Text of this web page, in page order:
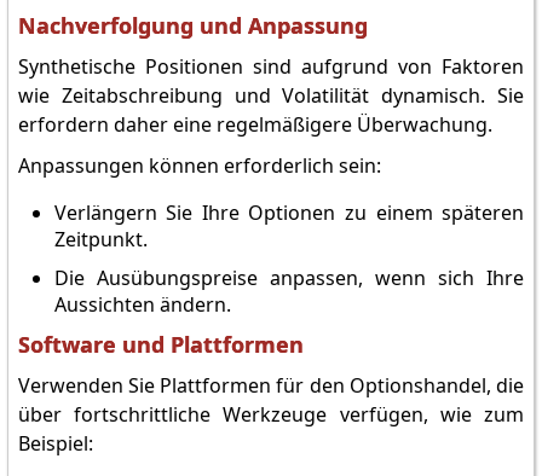
Nachverfolgung und Anpassung
Synthetische Positionen sind aufgrund von Faktoren
wie Zeitabschreibung und Volatilität dynamisch. Sie
erfordern daher eine regelmäßigere Überwachung.
Anpassungen können erforderlich sein:
Verlängern Sie Ihre Optionen zu einem späteren
Zeitpunkt.
Die Ausübungspreise anpassen, wenn sich Ihre
Aussichten ändern.
Software und Plattformen
Verwenden Sie Plattformen für den Optionshandel, die
über fortschrittliche Werkzeuge verfügen, wie zum
Beispiel: